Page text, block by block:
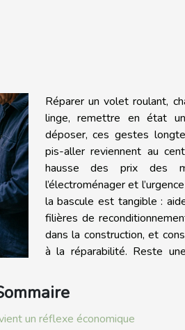
un réflexe économique
Réparer un volet roulant,
linge, remettre en état
déposer, ces gestes
pis-aller reviennent au
hausse des prix des
l’électroménager et
la bascule est tangible :
filières de
dans la construction, et
à la réparabilité. Reste